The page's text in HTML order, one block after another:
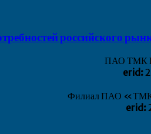
российского
ПАО ТМК
erid:
Филиал ПАО
erid: